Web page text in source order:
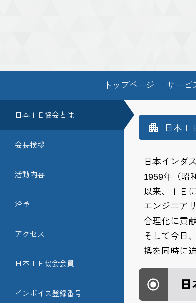
トップページ サービ
日本ＩＥ協会とは
会長挨拶
活動内容
沿革
アクセス
日本ＩＥ協会会員
インボイス登録番号
日本Ｉ
日本インダ
1959年（昭
以来、ＩＥ
エンジニア
合理化に貢
そして今日
換を同時に